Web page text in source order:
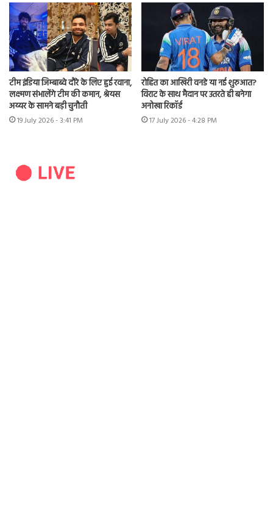
टीम इंडिया जिम्बाब्वे दौरे के लिए हुई रवाना,
लक्ष्मण संभालेंगे टीम की कमान, श्रेयस
अय्यर के सामने बड़ी चुनौती
19 July 2026 - 3:41 PM
रोहित का आखिरी वनडे या नई शुरुआत?
विराट के साथ मैदान पर उतरते ही बनेगा
अनोखा रिकॉर्ड
17 July 2026 - 4:28 PM